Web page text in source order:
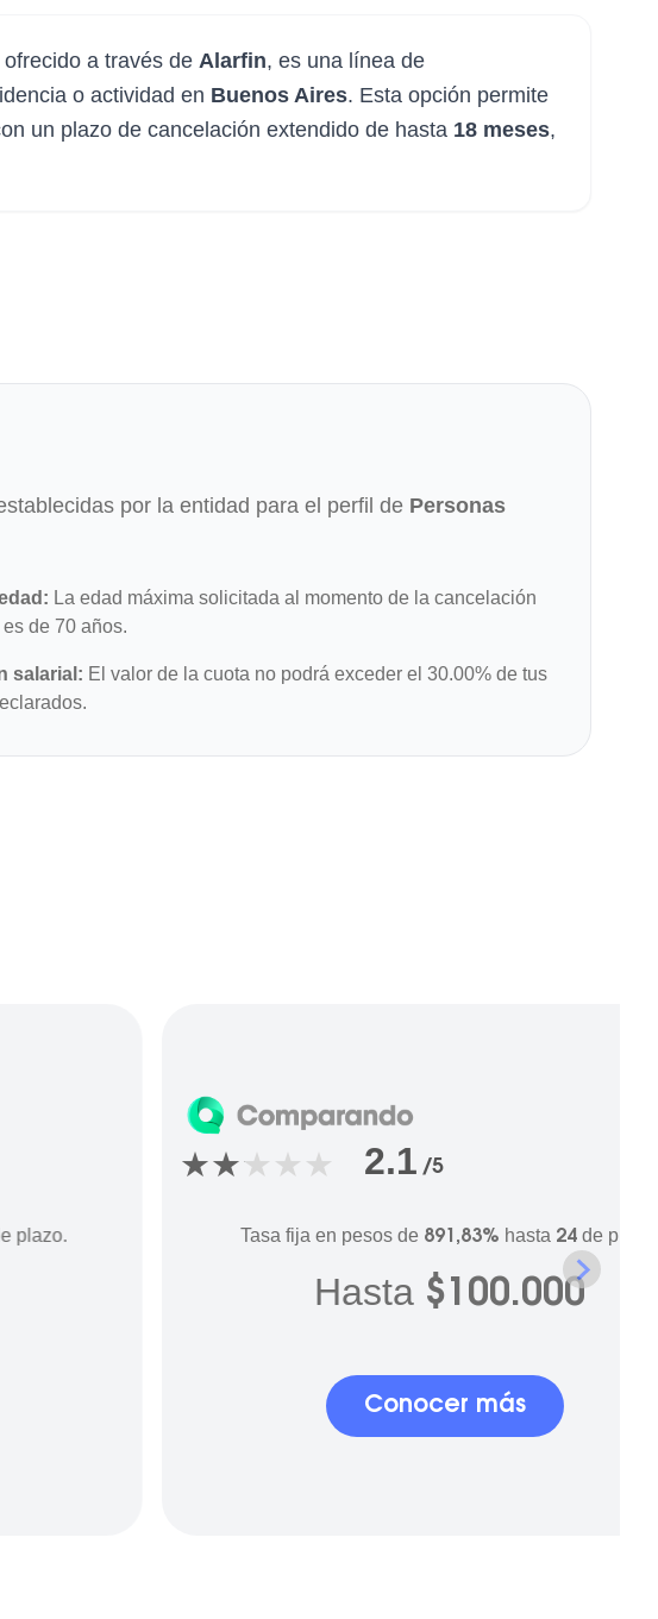
ofrecido a través de Alarfin, es una línea de
o actividad en Buenos Aires. Esta opción permite
un plazo de cancelación extendido de hasta 18 meses,
por la entidad para el perfil de Personas
La edad máxima solicitada al momento de la cancelación
de 70 años.
salarial: El valor de la cuota no podrá exceder el 30.00% de tus
plazo.
2.1 /5
Tasa fija en pesos de 891,83% hasta 24de plazo.
Hasta $100.000
Conocer más